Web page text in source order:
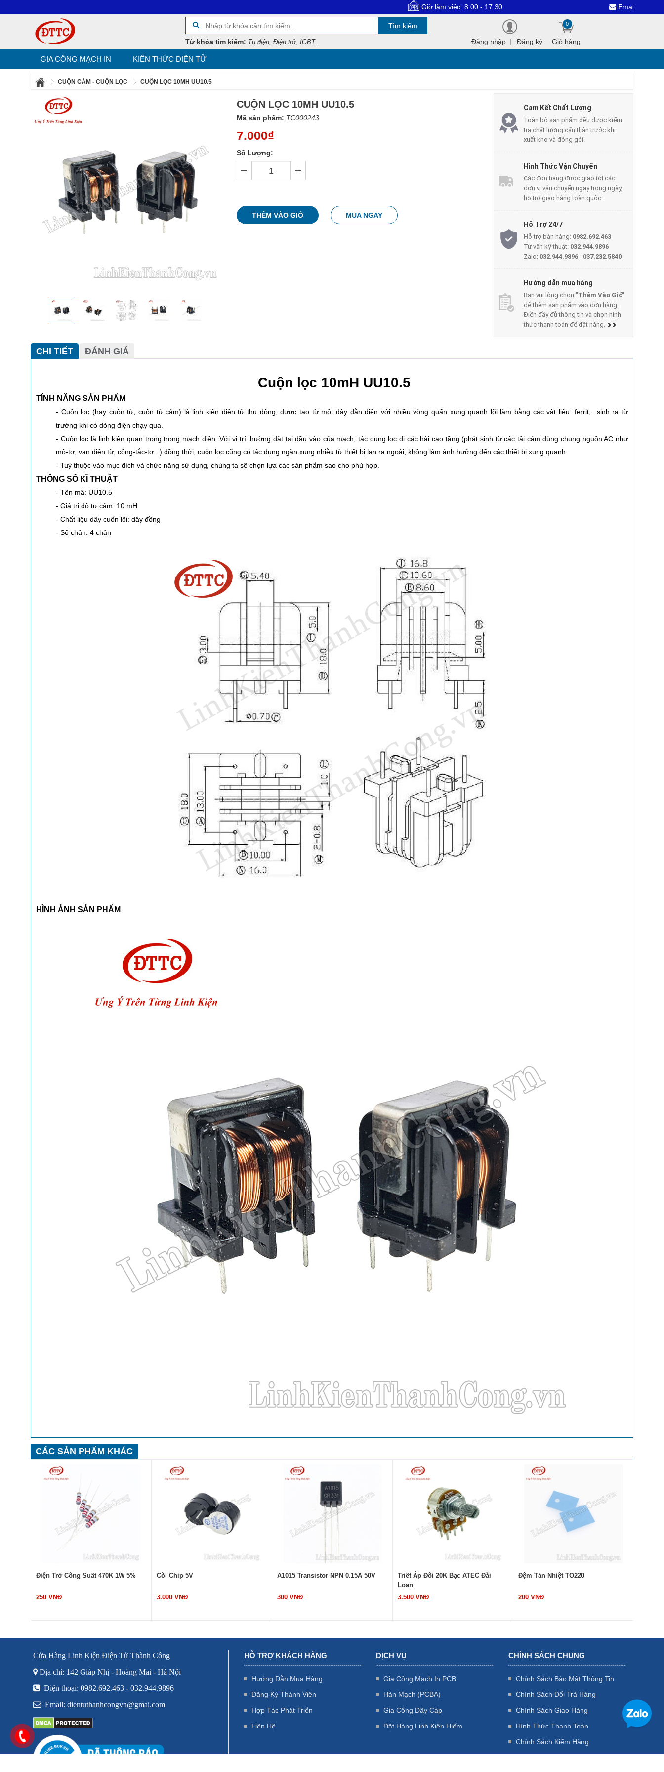
Giờ làm việc: 8:00 - 17:30 Email :
Tìm kiếm
Từ khóa tìm kiếm: Tụ điện, Điện trở, IGBT.. Đăng nhập | Đăng ký Giỏ hàng
0
GIA CÔNG MẠCH IN KIẾN THỨC ĐIỆN TỬ
CUỘN CẢM - CUỘN LỌC CUỘN LỌC 10MH UU10.5
CUỘN LỌC 10MH UU10.5
Mã sản phẩm: TC000243
7.000₫
Số Lượng:
THÊM VÀO GIỎ MUA NGAY
Cam Kết Chất Lượng
Toàn bộ sản phẩm đều được kiểm
tra chất lượng cẩn thận trước khi
xuất kho và đóng gói.
Hình Thức Vận Chuyển
Các đơn hàng được giao tới các
đơn vị vận chuyển ngay trong ngày,
hỗ trợ giao hàng toàn quốc.
Hỗ Trợ 24/7
Hỗ trợ bán hàng: 0982.692.463
Tư vấn kỹ thuật: 032.944.9896
Zalo: 032.944.9896 - 037.232.5840
Hướng dẫn mua hàng
Bạn vui lòng chọn "Thêm Vào Giỏ"
để thêm sản phẩm vào đơn hàng.
Điền đầy đủ thông tin và chọn hình
thức thanh toán để đặt hàng.
CHI TIẾT ĐÁNH GIÁ
Cuộn lọc 10mH UU10.5
TÍNH NĂNG SẢN PHẨM
- Cuộn lọc (hay cuộn từ, cuộn từ cảm) là linh kiện điện tử thụ động, được tạo từ một dây dẫn điện với nhiều vòng quấn xung quanh lõi làm bằng các vật liệu: ferrit,...sinh ra từ
trường khi có dòng điện chạy qua.
- Cuộn lọc là linh kiện quan trọng trong mạch điện. Với vị trí thường đặt tại đầu vào của mạch, tác dụng lọc đi các hài cao tầng (phát sinh từ các tải cảm dùng chung nguồn AC như
mô-tơ, van điện từ, công-tắc-tơ...) đồng thời, cuộn lọc cũng có tác dụng ngăn xung nhiễu từ thiết bị lan ra ngoài, không làm ảnh hưởng đến các thiết bị xung quanh.
- Tuỳ thuộc vào mục đích và chức năng sử dụng, chúng ta sẽ chọn lựa các sản phẩm sao cho phù hợp.
THÔNG SỐ KĨ THUẬT
- Tên mã: UU10.5
- Giá trị độ tự cảm: 10 mH
- Chất liệu dây cuốn lõi: dây đồng
- Số chân: 4 chân
HÌNH ẢNH SẢN PHẨM
CÁC SẢN PHẨM KHÁC
Điện Trở Công Suất 470K 1W 5%
250 VNĐ
Còi Chip 5V
3.000 VNĐ
A1015 Transistor NPN 0.15A 50V
300 VNĐ
Triết Áp Đôi 20K Bạc ATEC Đài
Loan
3.500 VNĐ
Đệm Tản Nhiệt TO220
200 VNĐ
Cửa Hàng Linh Kiện Điện Tử Thành Công
Địa chỉ: 142 Giáp Nhị - Hoàng Mai - Hà Nội
Điện thoại: 0982.692.463 - 032.944.9896
Email: dientuthanhcongvn@gmai.com
HỖ TRỢ KHÁCH HÀNG
Hướng Dẫn Mua Hàng
Đăng Ký Thành Viên
Hợp Tác Phát Triển
Liên Hệ
DỊCH VỤ
Gia Công Mạch In PCB
Hàn Mạch (PCBA)
Gia Công Dây Cáp
Đặt Hàng Linh Kiện Hiếm
CHÍNH SÁCH CHUNG
Chính Sách Bảo Mật Thông Tin
Chính Sách Đổi Trả Hàng
Chính Sách Giao Hàng
Hình Thức Thanh Toán
Chính Sách Kiểm Hàng